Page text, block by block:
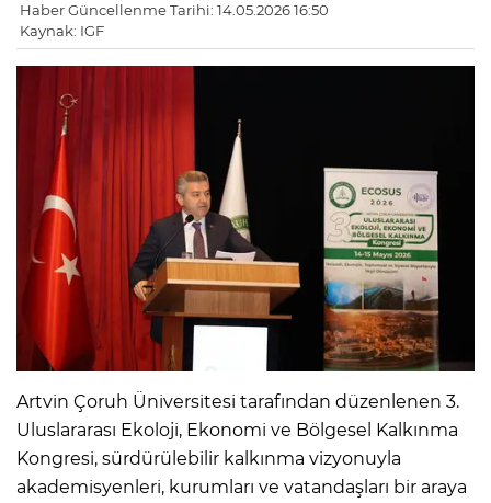
Haber Güncellenme Tarihi: 14.05.2026 16:50
Kaynak: IGF
Artvin Çoruh Üniversitesi tarafından düzenlenen 3.
Uluslararası Ekoloji, Ekonomi ve Bölgesel Kalkınma
Kongresi, sürdürülebilir kalkınma vizyonuyla
akademisyenleri, kurumları ve vatandaşları bir araya